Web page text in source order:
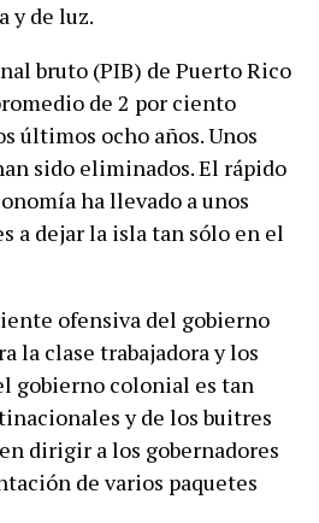
y de luz.
bruto (PIB) de Puerto Rico
de 2 por ciento
últimos ocho años. Unos
sido eliminados. El rápido
ha llevado a unos
a dejar la isla tan sólo en el
ofensiva del gobierno
la clase trabajadora y los
gobierno colonial es tan
y de los buitres
dirigir a los gobernadores
de varios paquetes